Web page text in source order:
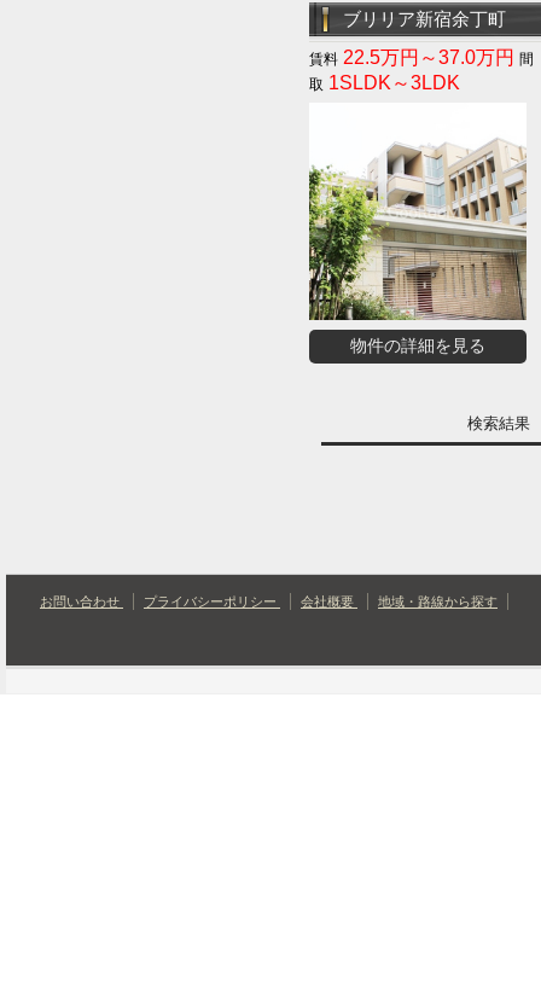
ブリリア新宿余丁町
22.5万円～37.0万円
1SLDK～3LDK
物件の詳細を見る
検索結
お問い合わせ プライバシーポリシー 会社概要 地域・路線から探す